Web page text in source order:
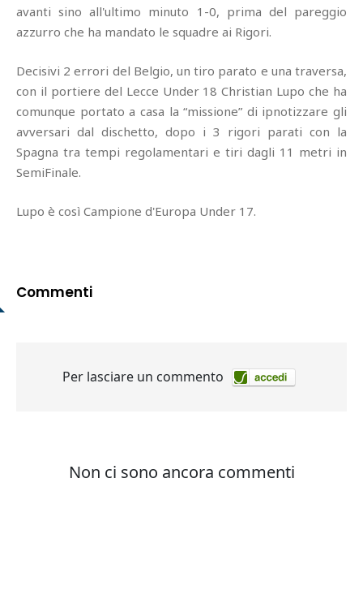
avanti sino all'ultimo minuto 1-0, prima del pareggio
azzurro che ha mandato le squadre ai Rigori.
Decisivi 2 errori del Belgio, un tiro parato e una traversa,
con il portiere del Lecce Under 18 Christian Lupo che ha
comunque portato a casa la “missione” di ipnotizzare gli
avversari dal dischetto, dopo i 3 rigori parati con la
Spagna tra tempi regolamentari e tiri dagli 11 metri in
SemiFinale.
Lupo è così Campione d'Europa Under 17.
Commenti